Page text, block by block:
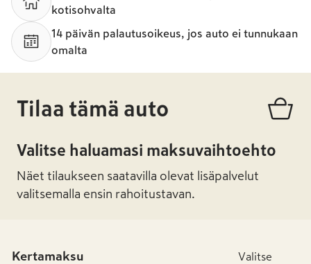
kotisohvalta
14 päivän palautusoikeus, jos auto ei tunnukaan
omalta
Tilaa tämä auto
Valitse haluamasi maksuvaihtoehto
Näet tilaukseen saatavilla olevat lisäpalvelut
valitsemalla ensin rahoitustavan.
Kertamaksu Valitse